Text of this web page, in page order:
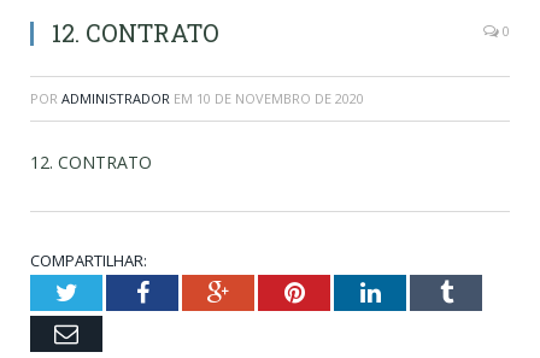
12. CONTRATO 0
POR ADMINISTRADOR EM 10 DE NOVEMBRO DE 2020
12. CONTRATO
COMPARTILHAR:
TwitterFacebookGoogle+PinterestLinkedInTumblr
Email